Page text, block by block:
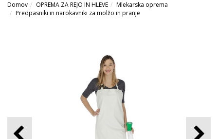
Domov OPREMA ZA REJO IN HLEVE
Mlekarska oprema
Predpasniki in narokavniki za molžo in pranje